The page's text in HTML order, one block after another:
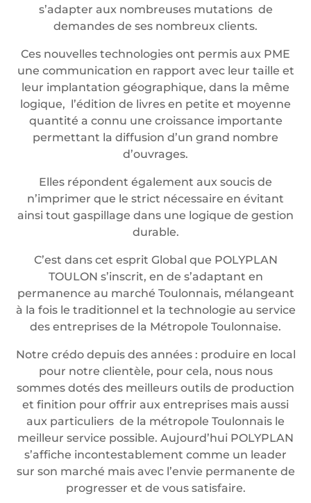
s’adapter aux nombreuses mutations de
demandes de ses nombreux clients.
Ces nouvelles technologies ont permis aux PME
une communication en rapport avec leur taille et
leur implantation géographique, dans la même
logique, l’édition de livres en petite et moyenne
quantité a connu une croissance importante
permettant la diffusion d’un grand nombre
d’ouvrages.
Elles répondent également aux soucis de
n’imprimer que le strict nécessaire en évitant
ainsi tout gaspillage dans une logique de gestion
durable.
C’est dans cet esprit Global que POLYPLAN
TOULON s’inscrit, en de s’adaptant en
permanence au marché Toulonnais, mélangeant
à la fois le traditionnel et la technologie au service
des entreprises de la Métropole Toulonnaise.
Notre crédo depuis des années : produire en local
pour notre clientèle, pour cela, nous nous
sommes dotés des meilleurs outils de production
et finition pour offrir aux entreprises mais aussi
aux particuliers de la métropole Toulonnais le
meilleur service possible. Aujourd’hui POLYPLAN
s’affiche incontestablement comme un leader
sur son marché mais avec l’envie permanente de
progresser et de vous satisfaire.